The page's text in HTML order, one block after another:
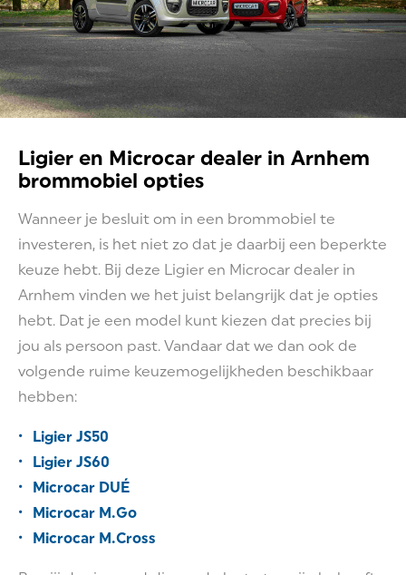
Ligier en Microcar dealer in Arnhem
brommobiel opties
Wanneer je besluit om in een brommobiel te
investeren, is het niet zo dat je daarbij een beperkte
keuze hebt. Bij deze Ligier en Microcar dealer in
Arnhem vinden we het juist belangrijk dat je opties
hebt. Dat je een model kunt kiezen dat precies bij
jou als persoon past. Vandaar dat we dan ook de
volgende ruime keuzemogelijkheden beschikbaar
hebben:
Ligier JS50
Ligier JS60
Microcar DUÉ
Microcar M.Go
Microcar M.Cross